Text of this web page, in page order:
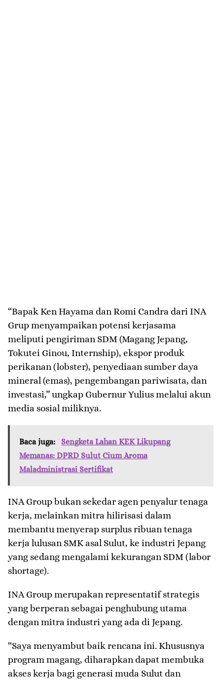
“Bapak Ken Hayama dan Romi Candra dari INA
Grup menyampaikan potensi kerjasama
meliputi pengiriman SDM (Magang Jepang,
Tokutei Ginou, Internship), ekspor produk
perikanan (lobster), penyediaan sumber daya
mineral (emas), pengembangan pariwisata, dan
investasi,” ungkap Gubernur Yulius melalui akun
media sosial miliknya.
Baca juga:
Sengketa Lahan KEK Likupang
Memanas: DPRD Sulut Cium Aroma
Maladministrasi Sertifikat
INA Group bukan sekedar agen penyalur tenaga
kerja, melainkan mitra hilirisasi dalam
membantu menyerap surplus ribuan tenaga
kerja lulusan SMK asal Sulut, ke industri Jepang
yang sedang mengalami kekurangan SDM (labor
shortage).
INA Group merupakan representatif strategis
yang berperan sebagai penghubung utama
dengan mitra industri yang ada di Jepang.
“Saya menyambut baik rencana ini. Khususnya
program magang, diharapkan dapat membuka
akses kerja bagi generasi muda Sulut dan